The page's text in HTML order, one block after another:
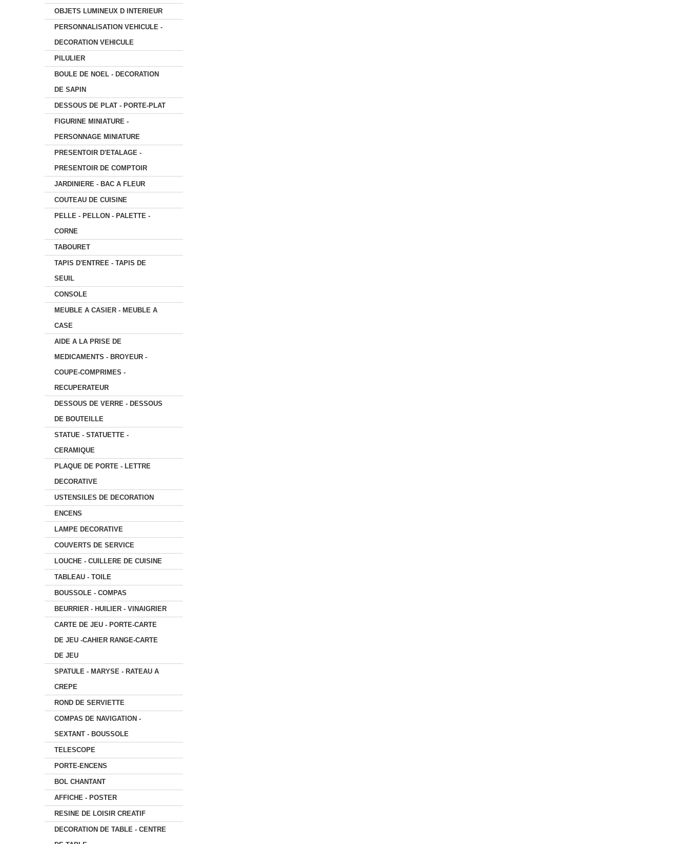
OBJETS LUMINEUX D INTERIEUR
PERSONNALISATION VEHICULE -
DECORATION VEHICULE
PILULIER
BOULE DE NOEL - DECORATION
DE SAPIN
DESSOUS DE PLAT - PORTE-PLAT
FIGURINE MINIATURE -
PERSONNAGE MINIATURE
PRESENTOIR D'ETALAGE -
PRESENTOIR DE COMPTOIR
JARDINIERE - BAC A FLEUR
COUTEAU DE CUISINE
PELLE - PELLON - PALETTE -
CORNE
TABOURET
TAPIS D'ENTREE - TAPIS DE
SEUIL
CONSOLE
MEUBLE A CASIER - MEUBLE A
CASE
AIDE A LA PRISE DE
MEDICAMENTS - BROYEUR -
COUPE-COMPRIMES -
RECUPERATEUR
DESSOUS DE VERRE - DESSOUS
DE BOUTEILLE
STATUE - STATUETTE -
CERAMIQUE
PLAQUE DE PORTE - LETTRE
DECORATIVE
USTENSILES DE DECORATION
ENCENS
LAMPE DECORATIVE
COUVERTS DE SERVICE
LOUCHE - CUILLERE DE CUISINE
TABLEAU - TOILE
BOUSSOLE - COMPAS
BEURRIER - HUILIER - VINAIGRIER
CARTE DE JEU - PORTE-CARTE
DE JEU -CAHIER RANGE-CARTE
DE JEU
SPATULE - MARYSE - RATEAU A
CREPE
ROND DE SERVIETTE
COMPAS DE NAVIGATION -
SEXTANT - BOUSSOLE
TELESCOPE
PORTE-ENCENS
BOL CHANTANT
AFFICHE - POSTER
RESINE DE LOISIR CREATIF
DECORATION DE TABLE - CENTRE